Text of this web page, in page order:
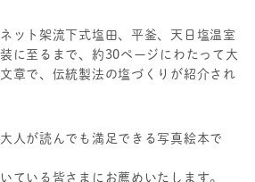
ット架流下式塩田、平釜、天日塩温室
に至るまで、約30ページにわたって大
章で、伝統製法の塩づくりが紹介され
人が読んでも満足できる写真絵本で
ている皆さまにお薦めいたします。